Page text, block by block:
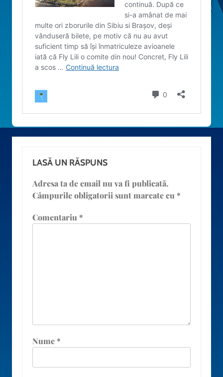
LASĂ UN RĂSPUNS
Adresa ta de email nu va fi publicată.
Câmpurile obligatorii sunt marcate cu *
Comentariu *
Nume *